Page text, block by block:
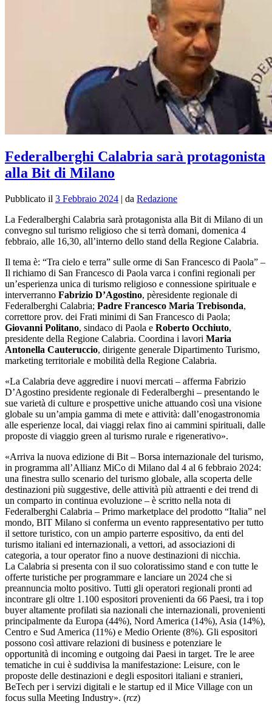
Federalberghi Calabria sarà protagonista
alla Bit di Milano
Pubblicato il 3 Febbraio 2024 | da Redazione
La Federalberghi Calabria sarà protagonista alla Bit di Milano di un
convegno sul turismo religioso che si terrà domani, domenica 4
febbraio, alle 16,30, all’interno dello stand della Regione Calabria.
Il tema è: “Tra cielo e terra” sulle orme di San Francesco di Paola” –
Il richiamo di San Francesco di Paola varca i confini regionali per
un’esperienza unica di turismo religioso e connessione spirituale e
interverranno Fabrizio D’Agostino, pèresidente regionale di
Federalberghi Calabria; Padre Francesco Maria Trebisonda,
correttore prov. dei Frati minimi di San Francesco di Paola;
Giovanni Politano, sindaco di Paola e Roberto Occhiuto,
presidente della Regione Calabria. Coordina i lavori Maria
Antonella Cauteruccio, dirigente generale Dipartimento Turismo,
marketing territoriale e mobilità della Regione Calabria.
«La Calabria deve aggredire i nuovi mercati – afferma Fabrizio
D’Agostino presidente regionale di Federalberghi – presentando le
sue varietà di culture e prospettive uniche attuando così una visione
globale su un’ampia gamma di mete e attività: dall’enogastronomia
alle esperienze local, dai viaggi relax fino ai cammini spirituali, dalle
proposte di viaggio green al turismo rurale e rigenerativo».
«Arriva la nuova edizione di Bit – Borsa internazionale del turismo,
in programma all’Allianz MiCo di Milano dal 4 al 6 febbraio 2024:
una finestra sullo scenario del turismo globale, alla scoperta delle
destinazioni più suggestive, delle attività più attraenti e dei trend di
un comparto in continua evoluzione – è scritto nella nota di
Federalberghi Calabria – Primo marketplace del prodotto “Italia” nel
mondo, BIT Milano si conferma un evento rappresentativo per tutto
il settore turistico, con un ampio parterre espositivo, da enti del
turismo italiani ed internazionali, a vettori, ad associazioni di
categoria, a tour operator fino a nuove destinazioni di nicchia.
La Calabria si presenta con il suo coloratissimo stand e con tutte le
offerte turistiche per programmare e lanciare un 2024 che si
preannuncia molto positivo. Tutti gli operatori regionali pronti ad
incontrare gli oltre 1.100 espositori provenienti da 66 Paesi, tra i top
buyer altamente profilati sia nazionali che internazionali, provenienti
principalmente da Europa (44%), Nord America (14%), Asia (14%),
Centro e Sud America (11%) e Medio Oriente (8%). Gli espositori
possono così attivare relazioni di business e potenziare le
opportunità di incoming e outgoing dai Paesi in target. Tre le aree
tematiche in cui è suddivisa la manifestazione: Leisure, con le
proposte delle destinazioni e degli espositori italiani e stranieri,
BeTech per i servizi digitali e le startup ed il Mice Village con un
focus sulla Meeting Industry». (rcz)